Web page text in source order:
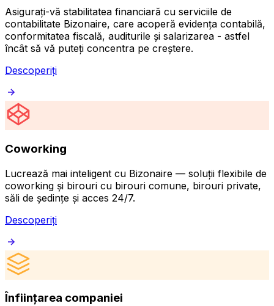
Asigurați-vă stabilitatea financiară cu serviciile de
contabilitate Bizonaire, care acoperă evidența contabilă,
conformitatea fiscală, auditurile și salarizarea - astfel
încât să vă puteți concentra pe creștere.
Descoperiți
Coworking
Lucrează mai inteligent cu Bizonaire — soluții flexibile de
coworking și birouri cu birouri comune, birouri private,
săli de ședințe și acces 24/7.
Descoperiți
Înființarea companiei